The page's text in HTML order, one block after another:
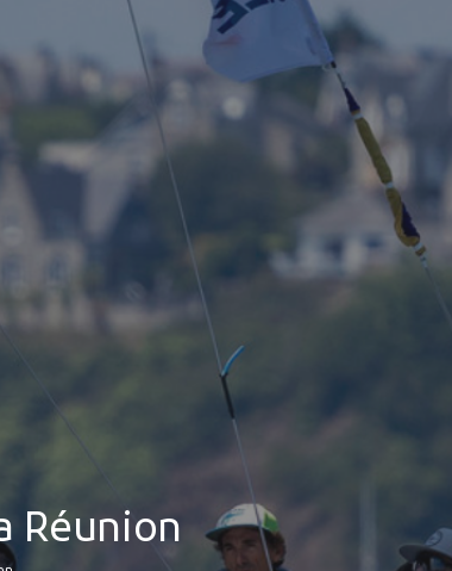
CALENDRIERS DE COLLECTE
Projets financés par l'Europe
Réunion